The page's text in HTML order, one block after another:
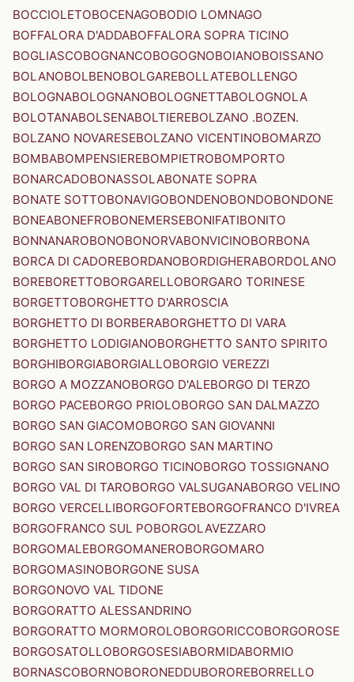
BOCCIOLETOBOCENAGOBODIO LOMNAGO
BOFFALORA D'ADDABOFFALORA SOPRA TICINO
BOGLIASCOBOGNANCOBOGOGNOBOIANOBOISSANO
BOLANOBOLBENOBOLGAREBOLLATEBOLLENGO
BOLOGNABOLOGNANOBOLOGNETTABOLOGNOLA
BOLOTANABOLSENABOLTIEREBOLZANO .BOZEN.
BOLZANO NOVARESEBOLZANO VICENTINOBOMARZO
BOMBABOMPENSIEREBOMPIETROBOMPORTO
BONARCADOBONASSOLABONATE SOPRA
BONATE SOTTOBONAVIGOBONDENOBONDOBONDONE
BONEABONEFROBONEMERSEBONIFATIBONITO
BONNANAROBONOBONORVABONVICINOBORBONA
BORCA DI CADOREBORDANOBORDIGHERABORDOLANO
BOREBORETTOBORGARELLOBORGARO TORINESE
BORGETTOBORGHETTO D'ARROSCIA
BORGHETTO DI BORBERABORGHETTO DI VARA
BORGHETTO LODIGIANOBORGHETTO SANTO SPIRITO
BORGHIBORGIABORGIALLOBORGIO VEREZZI
BORGO A MOZZANOBORGO D'ALEBORGO DI TERZO
BORGO PACEBORGO PRIOLOBORGO SAN DALMAZZO
BORGO SAN GIACOMOBORGO SAN GIOVANNI
BORGO SAN LORENZOBORGO SAN MARTINO
BORGO SAN SIROBORGO TICINOBORGO TOSSIGNANO
BORGO VAL DI TAROBORGO VALSUGANABORGO VELINO
BORGO VERCELLIBORGOFORTEBORGOFRANCO D'IVREA
BORGOFRANCO SUL POBORGOLAVEZZARO
BORGOMALEBORGOMANEROBORGOMARO
BORGOMASINOBORGONE SUSA
BORGONOVO VAL TIDONE
BORGORATTO ALESSANDRINO
BORGORATTO MORMOROLOBORGORICCOBORGOROSE
BORGOSATOLLOBORGOSESIABORMIDABORMIO
BORNASCOBORNOBORONEDDUBOROREBORRELLO